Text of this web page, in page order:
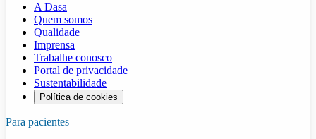
A Dasa
Quem somos
Qualidade
Imprensa
Trabalhe conosco
Portal de privacidade
Sustentabilidade
Política de cookies
Para pacientes